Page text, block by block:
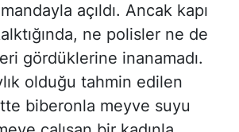
açıldı. Ancak kapı
ne polisler ne de
gördüklerine inanamadı.
olduğu tahmin edilen
biberonla meyve suyu